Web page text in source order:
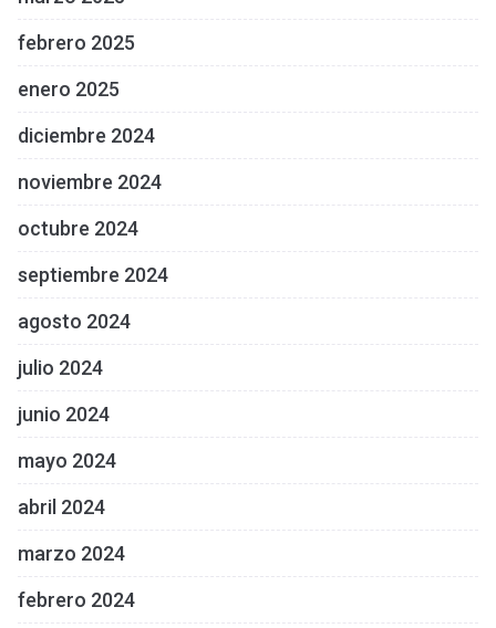
febrero 2025
enero 2025
diciembre 2024
noviembre 2024
octubre 2024
septiembre 2024
agosto 2024
julio 2024
junio 2024
mayo 2024
abril 2024
marzo 2024
febrero 2024